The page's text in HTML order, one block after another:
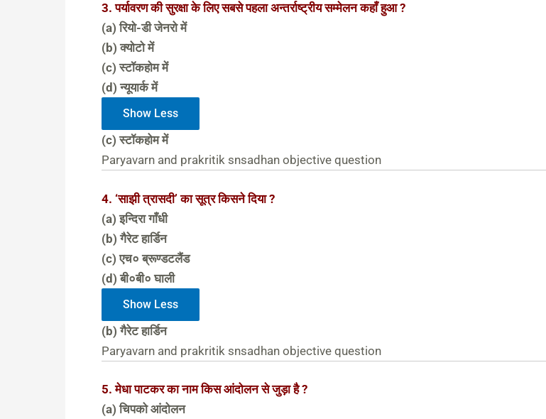
3. पर्यावरण की सुरक्षा के लिए सबसे पहला अन्तर्राष्ट्रीय सम्मेलन कहाँ हुआ ?
(a) रियो-डी जेनरो में
(b) क्योटो में
(c) स्टॉकहोम में
(d) न्यूयार्क में
Show Less
(c) स्टॉकहोम में
Paryavarn and prakritik snsadhan objective question
4. ‘साझी त्रासदी’ का सूत्र किसने दिया ?
(a) इन्दिरा गाँधी
(b) गैरेट हार्डिन
(c) एच० ब्रूण्डटलैंड
(d) बी०बी० घाली
Show Less
(b) गैरेट हार्डिन
Paryavarn and prakritik snsadhan objective question
5. मेधा पाटकर का नाम किस आंदोलन से जुड़ा है ?
(a) चिपको आंदोलन